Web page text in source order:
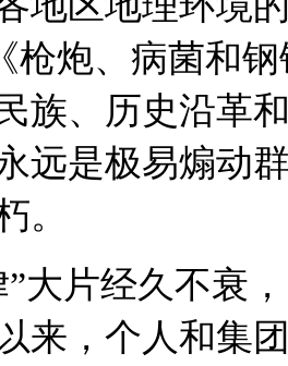
枪炮、病菌和
族、历史沿革
远是极易煽动
。
片经久不衰，
来，个人和集